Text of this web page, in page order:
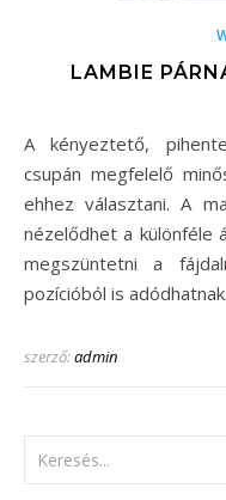
LAMBIE
A kényeztető, pihentető alvás mindenkinek elérhető,
csupán megfelelő
ehhez választani. A
nézelődhet a különféle
megszüntetni a
pozícióból is
szerző:admin